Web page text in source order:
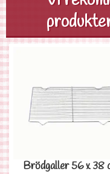
Brödgaller 56 x 38